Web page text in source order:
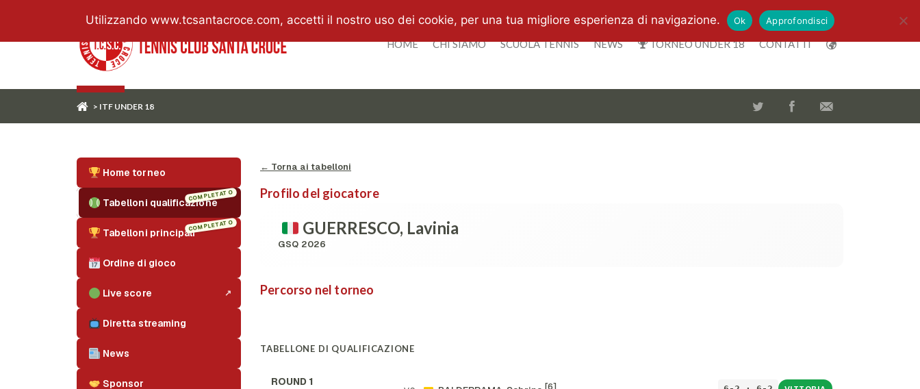
HOME CHI SIAMO SCUOLA TENNIS NEWS TORNEO UNDER 18 CONTATTI
> ITF UNDER 18
Home torneo
Tabelloni qualificazione
COMPLETATO
Tabelloni principali
COMPLETATO
Ordine di gioco
Live score
Diretta streaming
News
Sponsor
← Torna ai tabelloni
Profilo del giocatore
GUERRESCO, Lavinia
GSQ 2026
Percorso nel torneo
TABELLONE DI QUALIFICAZIONE
ROUND 1
Utilizzando www.tcsantacroce.com, accetti il nostro uso dei cookie, per una tua migliore esperienza di navigazione. Ok Approfondisci